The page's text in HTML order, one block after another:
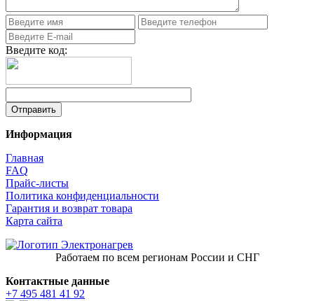
Введите код:
Информация
Главная
FAQ
Прайс-листы
Политика конфиденциальности
Гарантия и возврат товара
Карта сайта
Работаем по всем регионам России и СНГ
Контактные данные
+7 495 481 41 92